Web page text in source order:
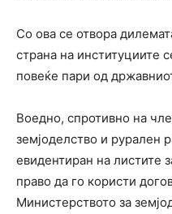
Со ова се отвора
страна на институциите
повеќе пари од
Воедно, спротивно на
земјоделство и рурален
евидентиран на листите
право да го користи
Министерството за